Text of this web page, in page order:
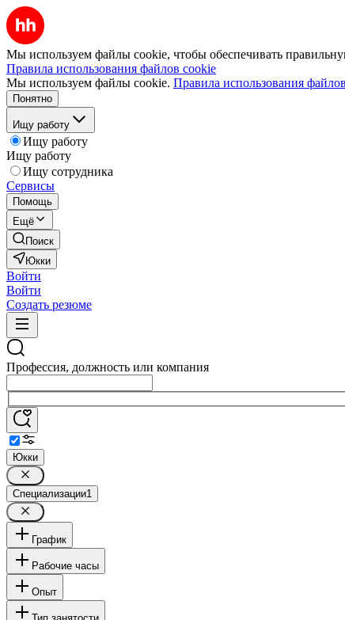
Мы используем файлы cookie, чтобы обеспечивать
Правила использования файлов cookie
Мы используем файлы cookie. Правила использования
Понятно
Ищу работу
Ищу работу
Ищу работу
Ищу сотрудника
Сервисы
Помощь
Ещё
Поиск
Юкки
Войти
Войти
Создать резюме
Профессия, должность или компания
Юкки
Специализации1
График
Рабочие часы
Опыт